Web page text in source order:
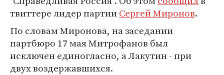
твиттере лидер партииСергей Миронов.
По словам Миронова, на заседании
партбюро 17 мая Митрофанов был
исключен единогласно, а Лакутин - при
двух воздержавшихся.